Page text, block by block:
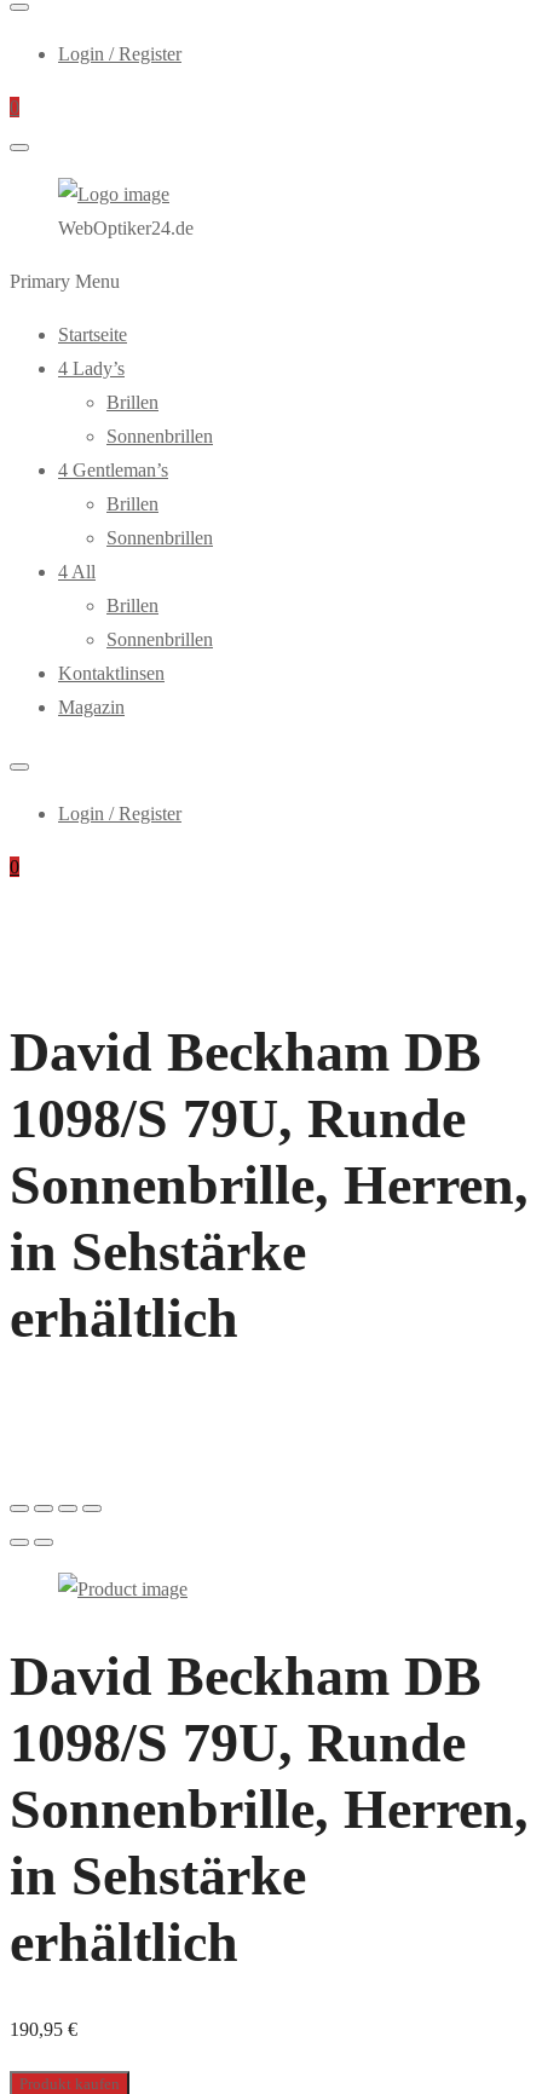
Login / Register
0
WebOptiker24.de
Primary Menu
Startseite
4 Lady’s
Brillen
Sonnenbrillen
4 Gentleman’s
Brillen
Sonnenbrillen
4 All
Brillen
Sonnenbrillen
Kontaktlinsen
Magazin
Login / Register
0
David Beckham DB
1098/S 79U, Runde
Sonnenbrille, Herren,
in Sehstärke
erhältlich
David Beckham DB
1098/S 79U, Runde
Sonnenbrille, Herren,
in Sehstärke
erhältlich
190,95 €
Produkt kaufen